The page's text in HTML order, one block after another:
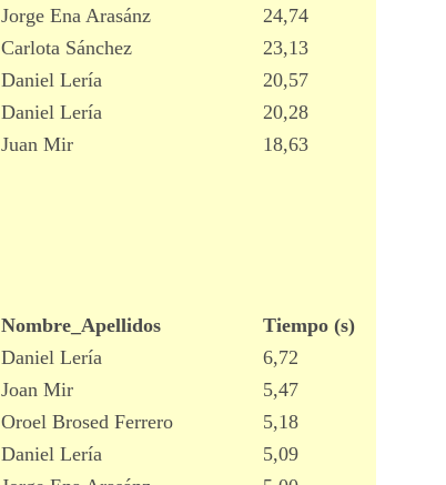
Jorge Ena Arasánz
24,74
Carlota Sánchez
23,13
Daniel Lería
20,57
Daniel Lería
20,28
Juan Mir 18,63
Nombre_Apellidos
Tiempo (s)
Daniel Lería
6,72
Joan Mir
5,47
Oroel Brosed Ferrero
5,18
Daniel Lería
5,09